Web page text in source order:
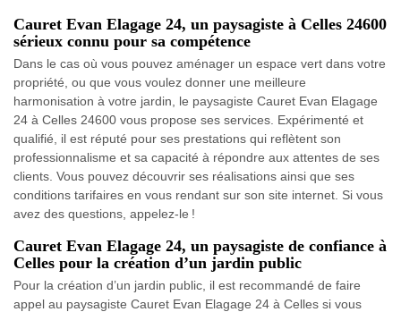
Cauret Evan Elagage 24, un paysagiste à Celles 24600
sérieux connu pour sa compétence
Dans le cas où vous pouvez aménager un espace vert dans votre
propriété, ou que vous voulez donner une meilleure
harmonisation à votre jardin, le paysagiste Cauret Evan Elagage
24 à Celles 24600 vous propose ses services. Expérimenté et
qualifié, il est réputé pour ses prestations qui reflètent son
professionnalisme et sa capacité à répondre aux attentes de ses
clients. Vous pouvez découvrir ses réalisations ainsi que ses
conditions tarifaires en vous rendant sur son site internet. Si vous
avez des questions, appelez-le !
Cauret Evan Elagage 24, un paysagiste de confiance à
Celles pour la création d’un jardin public
Pour la création d’un jardin public, il est recommandé de faire
appel au paysagiste Cauret Evan Elagage 24 à Celles si vous